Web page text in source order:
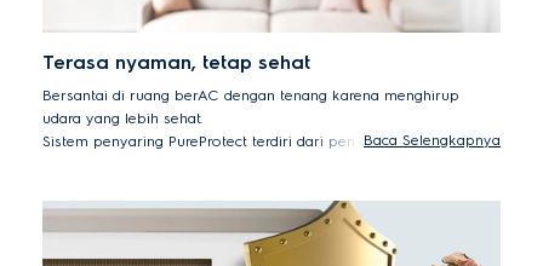
Terasa nyaman, tetap sehat
Bersantai di ruang berAC dengan tenang karena menghirup
udara yang lebih sehat.
Sistem penyaring PureProtect terdiri dari penyaring debu
Sistem PureProtect 4-step pada tes membasmi hingga 99%
bakteri¹ dan 97% virus² dan secara efektif menangkap debu dan
partikel lain di udara. Penyaring silver ion mengurangi
Baca Selengkapnya